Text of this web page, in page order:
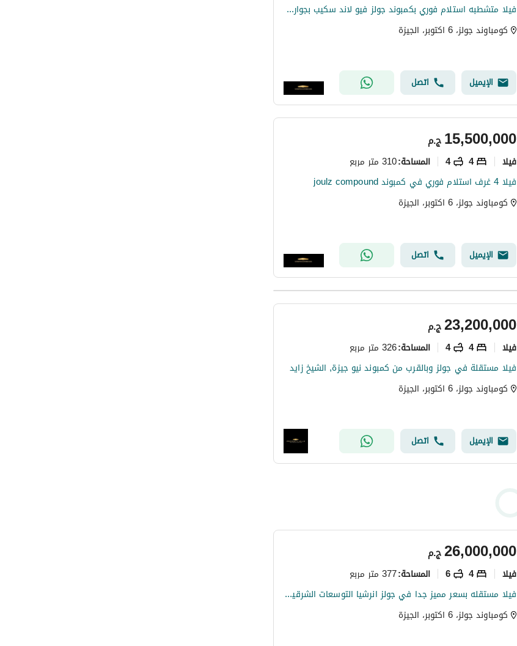
فيلا متشطبه استلام فوري بكمبوند جولز فيو لاند سكيب بجوار نيو جيزه
كومباوند جولز، 6 اكتوبر، الجيزة
الإيميل اتصل
ج.م15,500,000
فیلا 4
4 المساحة:310 متر مربع
فيلا 4 غرف استلام فوري في كمبوند joulz compound
كومباوند جولز، 6 اكتوبر، الجيزة
الإيميل اتصل
ج.م23,200,000
فیلا 4
4 المساحة:326 متر مربع
فيلا مستقلة في جولز وبالقرب من كمبوند نيو جيزة, الشيخ زايد
كومباوند جولز، 6 اكتوبر، الجيزة
الإيميل اتصل
ج.م26,000,000
فیلا 4
6 المساحة:377 متر مربع
فيلا مستقله بسعر مميز جدا في جولز انرشيا التوسعات الشرقيه نيو جيزه و بالم هليز قريب من طريق اسكندريه الصحراوي و طريق الدائري و محور 26 يوليو
كومباوند جولز، 6 اكتوبر، الجيزة